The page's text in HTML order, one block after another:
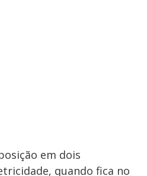
em dois
quando fica no